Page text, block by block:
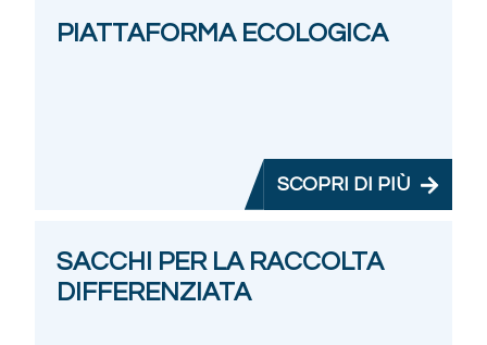
PIATTAFORMA ECOLOGICA
SCOPRI DI PIÙ
SACCHI PER LA RACCOLTA
DIFFERENZIATA